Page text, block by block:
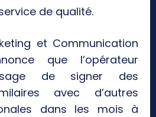
de qualité.
et Communication
que l’opérateur
de signer des
avec d’autres
dans les mois à